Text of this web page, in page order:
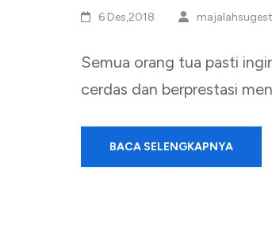
6 Des,2018
Semua orang tua pasti
cerdas dan berprestasi
BACA SELENGKAPNYA